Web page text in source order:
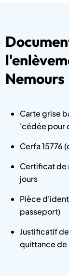
Nemours
Carte grise
'cédée pour
Cerfa 15776
Certificat de
jours
Pièce
passeport)
Justificatif
quittance de